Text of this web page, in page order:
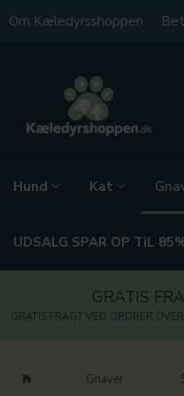
Om Kæledyrsshoppen
Hund Kat
UDSALG SPAR OP TiL
GRATIS
GRATIS FRAGT VED ORDRER
Gnaver